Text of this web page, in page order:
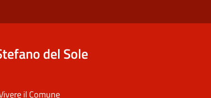
del Sole
il Comune